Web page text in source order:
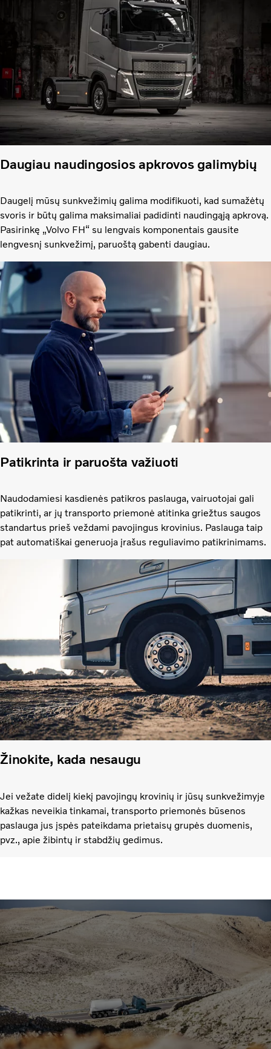
Daugiau naudingosios apkrovos galimybių
Daugelį mūsų sunkvežimių galima modifikuoti, kad sumažėtų
svoris ir būtų galima maksimaliai padidinti naudingąją apkrovą.
Pasirinkę „Volvo FH“ su lengvais komponentais gausite
lengvesnį sunkvežimį, paruoštą gabenti daugiau.
Patikrinta ir paruošta važiuoti
Naudodamiesi kasdienės patikros paslauga, vairuotojai gali
patikrinti, ar jų transporto priemonė atitinka griežtus saugos
standartus prieš veždami pavojingus krovinius. Paslauga taip
pat automatiškai generuoja įrašus reguliavimo patikrinimams.
Žinokite, kada nesaugu
Jei vežate didelį kiekį pavojingų krovinių ir jūsų sunkvežimyje
kažkas neveikia tinkamai, transporto priemonės būsenos
paslauga jus įspės pateikdama prietaisų grupės duomenis,
pvz., apie žibintų ir stabdžių gedimus.